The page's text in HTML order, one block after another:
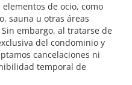
de ocio, como
sauna u otras áreas
embargo, al tratarse de
del condominio y
cancelaciones ni
temporal de